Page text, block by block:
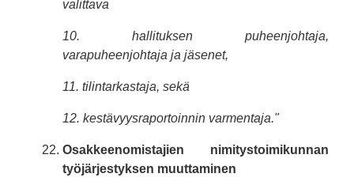
valittava
10. hallituksen puheenjohtaja,
varapuheenjohtaja ja jäsenet,
11. tilintarkastaja, sekä
12. kestävyysraportoinnin varmentaja."
Osakkeenomistajien nimitystoimikunnan
työjärjestyksen muuttaminen